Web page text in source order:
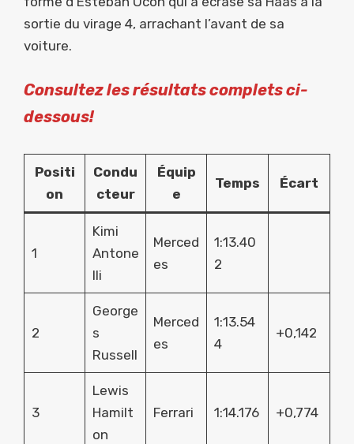
sortie du virage 4, arrachant l’avant de sa
voiture.
Consultez les résultats complets ci-
dessous!
Positi
on
Condu
cteur
Équip
e
Temps Écart
1
Kimi
Antone
lli
Merced
es
1:13.40
2
2
George
s
Russell
Merced
es
1:13.54
4
+0,142
3
Lewis
Hamilt
on
Ferrari 1:14.176 +0,774